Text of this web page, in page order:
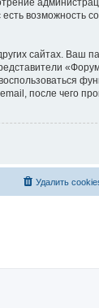
возможность
сайтах. Ваш
после чего
Удалить